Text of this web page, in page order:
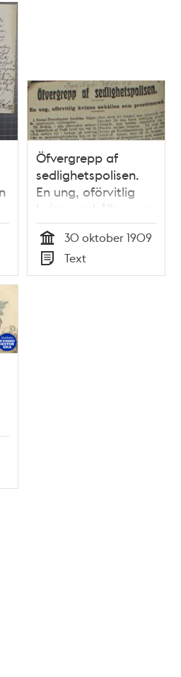
Öfvergrepp af
sedlighetspolisen.
En ung, oförvitlig
kvinna anhållen som
prostituerad -
pressklipp
Tid
30 oktober 1909
Typ
Text